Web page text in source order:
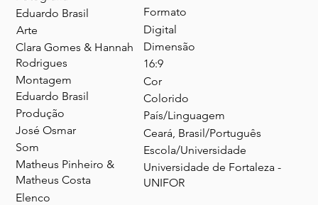
Eduardo Brasil
Arte
Clara Gomes & Hannah
Rodrigues
Montagem
Eduardo Brasil
Produção
José Osmar
Som
Matheus Pinheiro &
Matheus Costa
Elenco
Formato
Digital
Dimensão
16:9
Cor
Colorido
País/Linguagem
Ceará, Brasil/Português
Escola/Universidade
Universidade de Fortaleza -
UNIFOR